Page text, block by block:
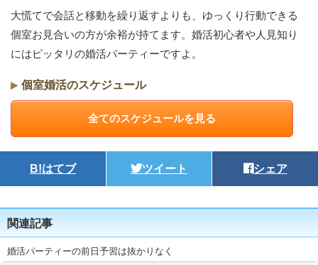
大慌てで会話と移動を繰り返すよりも、ゆっくり行動できる
個室お見合いの方が余裕が持てます。婚活初心者や人見知り
にはピッタリの婚活パーティーですよ。
個室婚活のスケジュール
全てのスケジュールを見る
B!はてブ ツイート シェア
関連記事
婚活パーティーの前日予習は抜かりなく